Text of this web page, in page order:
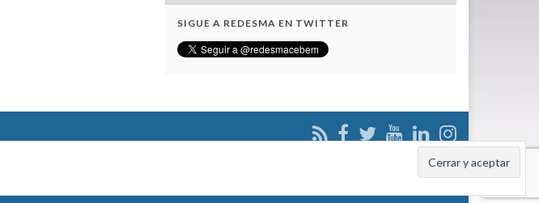
SIGUE A REDESMA EN TWITTER